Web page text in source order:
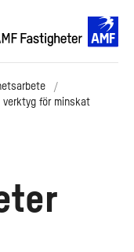
verktyg för minskat